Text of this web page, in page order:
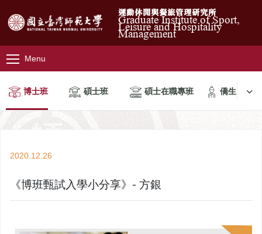
運動休閒與餐旅管理研究所
Graduate Institute of Sport,
Leisure and Hospitality
Management
Menu
博士班 碩士班 碩士在職專班 僑生
2020.12.26
《博班甄試入學小分享》- 方銀